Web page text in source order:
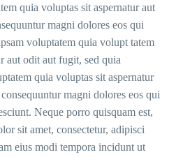
quia voluptas sit aspernatur aut
magni dolores eos qui
voluptatem quia volupt tatem
aut odit aut fugit, sed quia
quia voluptas sit aspernatur
magni dolores eos qui
Neque porro quisquam est,
sit amet, consectetur, adipisci
eius modi tempora incidunt ut